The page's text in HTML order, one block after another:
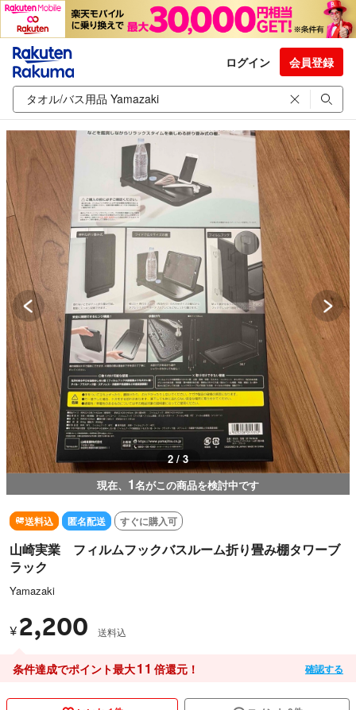
ログイン 会員登録
2 / 3
現在、 1名がこの商品を検討中です
送料込 匿名配送 すぐに購入可
山崎実業 フィルムフックバスルーム折り畳み棚タワーブ
ラック
Yamazaki
¥ 2,200 送料込
条件達成でポイント最大11 倍還元！ 確認する